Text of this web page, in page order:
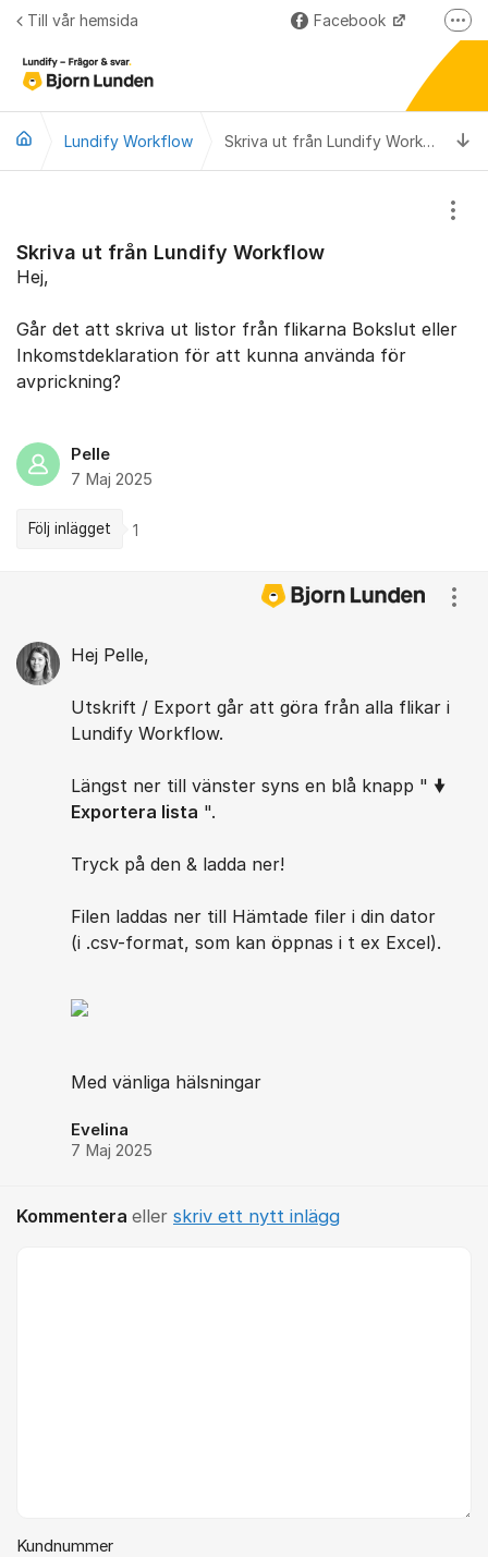
Hoppa till innehåll
Till vår hemsida Facebook
Björnkoll – Blogg
Lundify Workflow Skriva ut från Lundify Workflow
Skriva ut från Lundify Workflow
Hej,
Går det att skriva ut listor från flikarna Bokslut eller
Inkomstdeklaration för att kunna använda för
avprickning?
Pelle
7 Maj 2025
Följ inlägget 1
Hej Pelle,
Utskrift / Export går att göra från alla flikar i
Lundify Workflow.
Längst ner till vänster syns en blå knapp " 🠟
Exportera lista ".
Tryck på den & ladda ner!
Filen laddas ner till Hämtade filer i din dator
(i .csv-format, som kan öppnas i t ex Excel).
Med vänliga hälsningar
Evelina
7 Maj 2025
Kommentera eller skriv ett nytt inlägg
Kundnummer